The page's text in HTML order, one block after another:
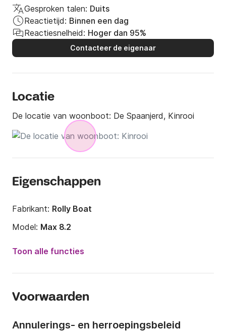
Gesproken talen: Duits
Reactietijd: Binnen een dag
Reactiesnelheid: Hoger dan 95%
Contacteer de eigenaar
Locatie
De locatie van woonboot: De Spaanjerd, Kinrooi
Eigenschappen
Fabrikant: Rolly Boat
Model: Max 8.2
2020
Capaciteit aan boord:
Toon alle functies
Voorwaarden
Annulerings- en herroepingsbeleid